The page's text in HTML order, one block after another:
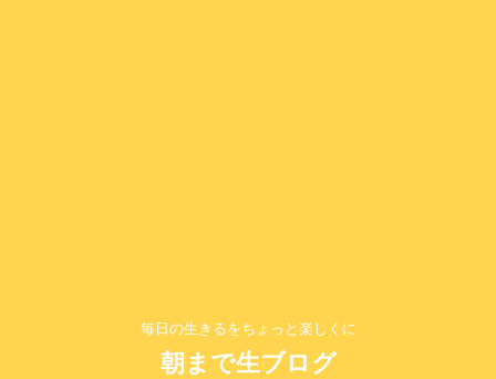
毎日の生きるをちょっと楽しくに
朝まで生ブログ